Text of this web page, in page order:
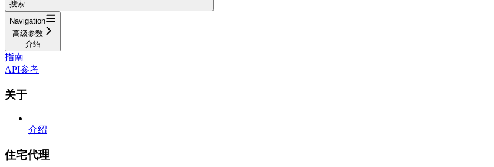
搜索...
Navigation
高级参数
介绍
指南
API参考
关于
介绍
住宅代理